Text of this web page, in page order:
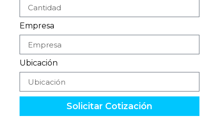
Empresa
Ubicación
Solicitar Cotización